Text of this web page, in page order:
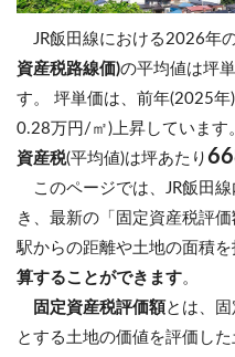
JR飯田線における2026年
資産税路線価)の平均値は坪
す。 坪単価は、前年(2025年
0.28万円/㎡)上昇しています
資産税(平均値)は坪あたり
このページでは、JR飯田
き、最新の「固定資産税評
駅からの距離や土地の面積を
算することができます。
固定資産税評価額とは、
とする土地の価値を評価し